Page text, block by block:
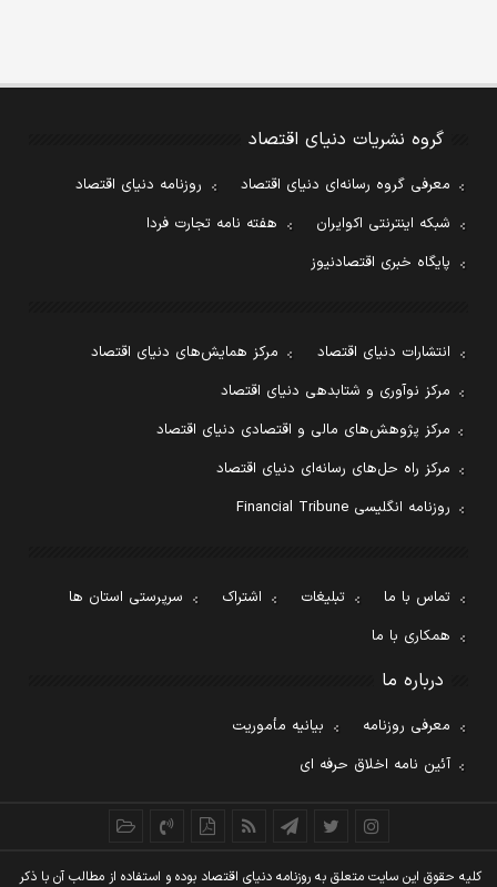
گروه نشریات دنیای اقتصاد
معرفی گروه رسانه‌ای دنیای اقتصاد
روزنامه دنیای اقتصاد
شبکه اینترنتی اکوایران
هفته نامه تجارت فردا
پایگاه خبری اقتصادنیوز
انتشارات دنیای اقتصاد
مرکز همایش‌های دنیای اقتصاد
مرکز نوآوری و شتابدهی دنیای اقتصاد
مرکز پژوهش‌های مالی و اقتصادی دنیای اقتصاد
مرکز راه حل‌های رسانه‌ای دنیای اقتصاد
روزنامه انگلیسی Financial Tribune
تماس با ما تبلیغات اشتراک
سرپرستی استان ها
همکاری با ما
درباره ما
معرفی روزنامه
بیانیه مأموریت
آئین نامه اخلاق حرفه ای
کليه حقوق اين سايت متعلق به روزنامه دنيای اقتصاد بوده و استفاده از مطالب آن با ذکر